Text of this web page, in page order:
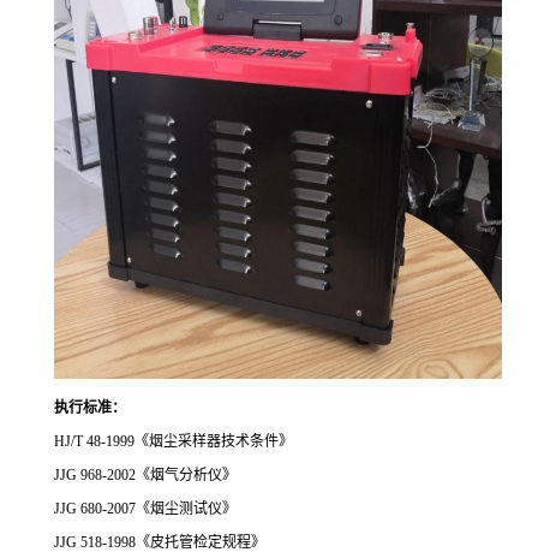
执行标准：
HJ/T 48-1999《烟尘采样器技术条件》
JJG 968-2002《烟气分析仪》
JJG 680-2007《烟尘测试仪》
JJG 518-1998《皮托管检定规程》